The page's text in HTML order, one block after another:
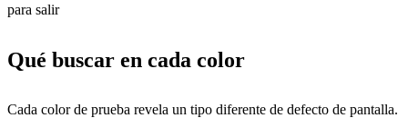
para salir
Qué buscar en cada color
Cada color de prueba revela un tipo diferente de defecto de pantalla.